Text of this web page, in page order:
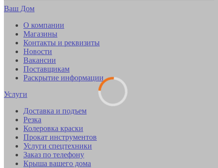
Ваш Дом
О компании
Магазины
Контакты и реквизиты
Новости
Вакансии
Поставщикам
Раскрытие информации
Услуги
Доставка и подъем
Резка
Колеровка краски
Прокат инструментов
Услуги спецтехники
Заказ по телефону
Крыша вашего дома